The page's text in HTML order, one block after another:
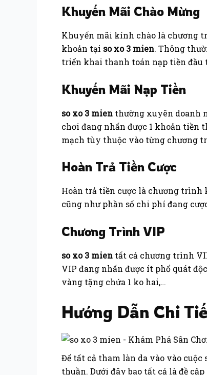
Khuyến Mãi Chào Mừng
Khuyến mãi kính chào là chương
khoản tại so xo 3 mien. Thông
triển khai thanh toán nạp tiền đầu
Khuyến Mãi Nạp Tiền
so xo 3 mien thường xuyên doanh
chơi đang nhấn được 1 khoản tiền
mạch tùy thuộc vào từng chương
Hoàn Trả Tiền Cược
Hoàn trả tiền cược là chương
cũng như phần số chi phí đang
Chương Trình VIP
so xo 3 mien tất cả chương trình
VIP đang nhấn được ít phổ quát
vàng tặng chứa 1 ko hai,…
Hướng Dẫn Chi
Để tất cả tham làn da vào vào
thuần. Dưới đây bao tất cả là đề